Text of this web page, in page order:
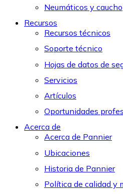
Neumáticos y caucho
Recursos
Recursos técnicos
Soporte técnico
Hojas de datos de
Servicios
Artículos
Oportunidades
Acerca de
Acerca de Pannier
Ubicaciones
Historia de Pannier
Política de calidad y